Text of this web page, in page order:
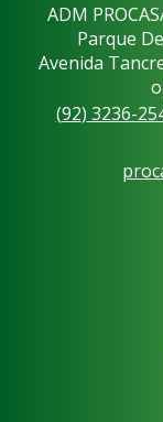
ADM
Parque
Avenida
(92) 3236-